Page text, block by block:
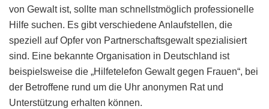
von Gewalt ist, sollte man schnellstmöglich professionelle
Hilfe suchen. Es gibt verschiedene Anlaufstellen, die
speziell auf Opfer von Partnerschaftsgewalt spezialisiert
sind. Eine bekannte Organisation in Deutschland ist
beispielsweise die „Hilfetelefon Gewalt gegen Frauen“, bei
der Betroffene rund um die Uhr anonymen Rat und
Unterstützung erhalten können.